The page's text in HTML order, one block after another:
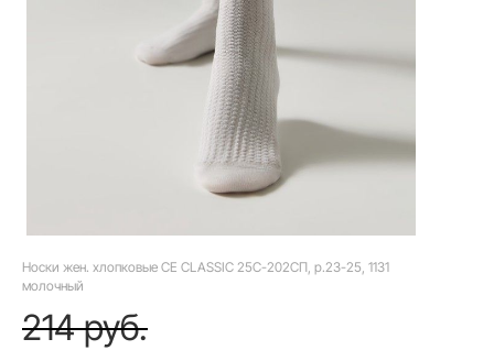
Носки жен. хлопковые CE CLASSIC 25С-202СП, р.23-25, 1131
молочный
214 руб.